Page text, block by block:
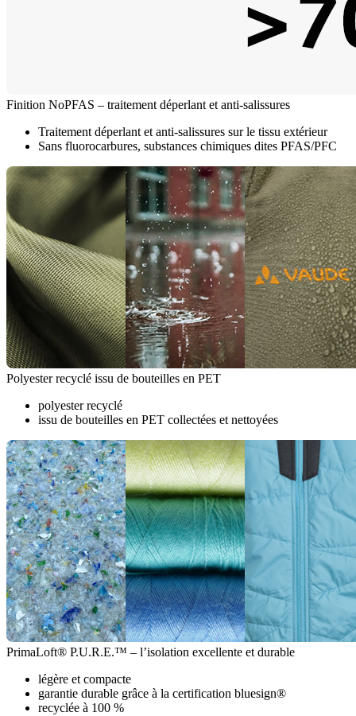
Finition NoPFAS – traitement déperlant et anti-salissures
Traitement déperlant et anti-salissures sur le tissu extérieur
Sans fluorocarbures, substances chimiques dites PFAS/PFC
Polyester recyclé issu de bouteilles en PET
polyester recyclé
issu de bouteilles en PET collectées et nettoyées
PrimaLoft® P.U.R.E.™ – l’isolation excellente et durable
légère et compacte
garantie durable grâce à la certification bluesign®
recyclée à 100 %